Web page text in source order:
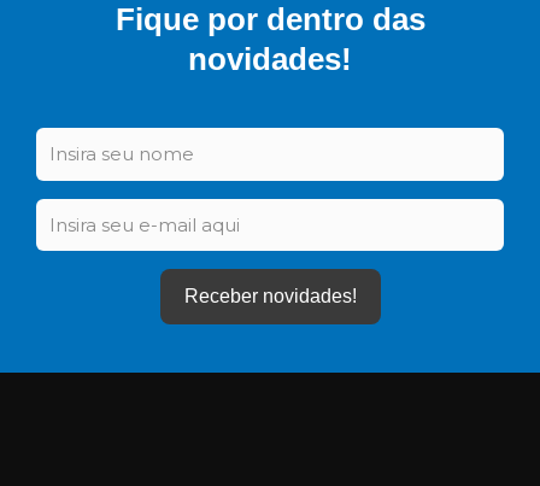
Fique por dentro das
novidades!
Nome
Email
Receber novidades!